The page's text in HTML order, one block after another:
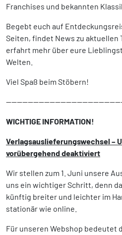
Franchises und bekannten
Begebt euch auf
Seiten, findet News zu aktuellen
erfahrt mehr über eure
Welten.
Viel Spaß beim Stöbern!
WICHTIGE INFORMATION!
Verlagsauslieferungswechsel –
vorübergehend deaktiviert
Wir stellen zum 1. Juni unsere
uns ein wichtiger Schritt, denn
künftig breiter und leichter im
stationär wie online.
Für unseren Webshop bedeutet